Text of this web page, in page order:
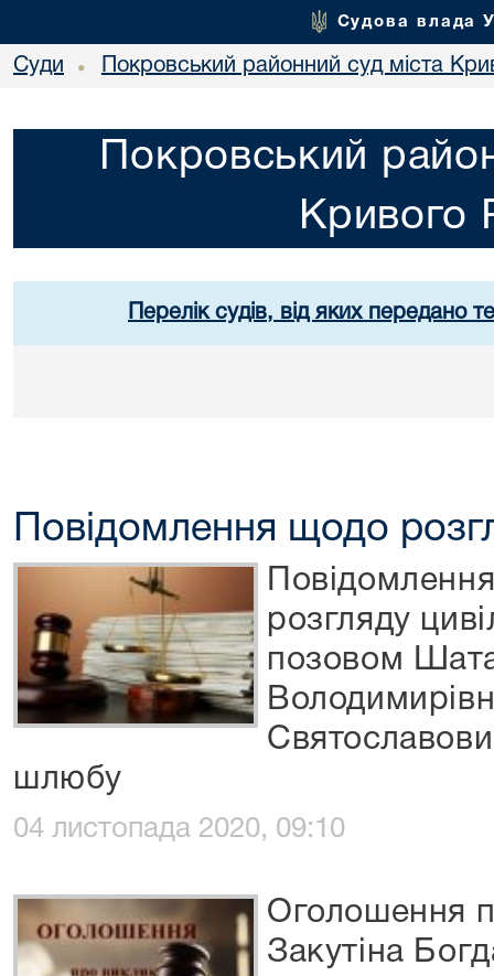
Судова влада
Суди • Покровський районний суд міста
Покровський
Кривого
Перелік судів, від яких передано
Повідомлення щодо
розгляду
позовом
шлюбу
04 листопада 2020, 09:10
Оголошення
Закутіна